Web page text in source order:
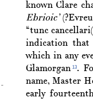
known Clare
Ebrioic’
“tunc
indication that
which in any
Glamorgan 13.
name, Master
early
-